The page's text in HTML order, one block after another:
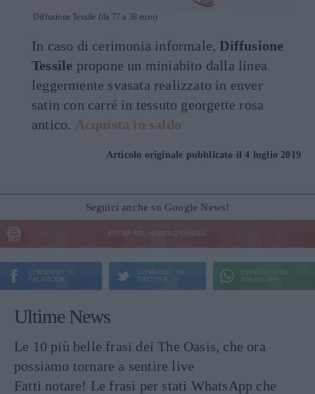
Diffusione Tessile (da 77 a 38 euro)
In caso di cerimonia informale,Diffusione
Tessile propone un miniabito dalla linea
leggermente svasata realizzato in enver
satin con carré in tessuto georgette rosa
antico. Acquista in saldo
Articolo originale pubblicato il 4 luglio 2019
Seguici anche su Google News!
ENTRA NEL NOSTRO CANALE
CONDIVIDI SU
FACEBOOK
CONDIVIDI SU
TWITTER
CONDIVIDI SU
WHATSAPP
Ultime News
Le 10 più belle frasi dei The Oasis, che ora
possiamo tornare a sentire live
Fatti notare! Le frasi per stati WhatsApp che